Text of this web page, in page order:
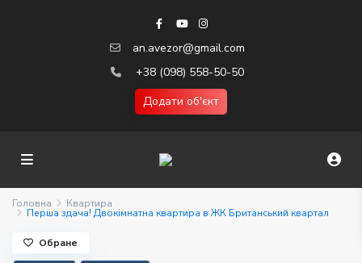
an.avezor@gmail.com
+38 (098) 558-50-50
Додати об'єкт
Головна Квартира
Перша здача! Двокімнатна квартира в ЖК Британський квартал
Обране